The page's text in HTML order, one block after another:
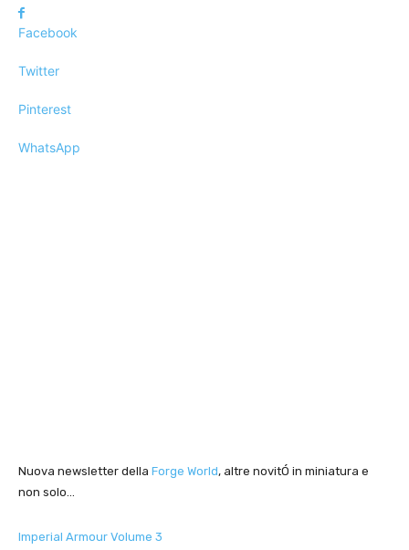
Facebook
Twitter
Pinterest
WhatsApp
Nuova newsletter della Forge World, altre novitÓ in miniatura e
non solo…
Imperial Armour Volume 3